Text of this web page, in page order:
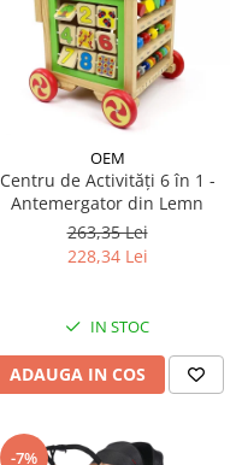
OEM
Centru de Activități 6 în 1 -
Antemergator din Lemn
263,35 Lei
228,34 Lei
IN STOC
ADAUGA IN COS
-7%